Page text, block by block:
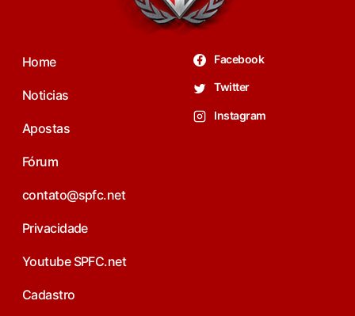
Home
Noticias
Apostas
Fórum
contato@spfc.net
Privacidade
Youtube SPFC.net
Cadastro
Facebook
Twitter
Instagram